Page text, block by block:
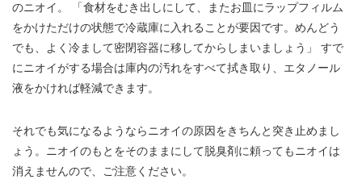
のニオイ。 「食材をむき出しにして、またお皿にラップフィルム
をかけただけの状態で冷蔵庫に入れることが要因です。めんどう
でも、よく冷まして密閉容器に移してからしまいましょう」 すで
にニオイがする場合は庫内の汚れをすべて拭き取り、エタノール
液をかければ軽減できます。
それでも気になるようならニオイの原因をきちんと突き止めまし
ょう。ニオイのもとをそのままにして脱臭剤に頼ってもニオイは
消えませんので、ご注意ください。